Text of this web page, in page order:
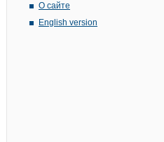
О сайте
English version